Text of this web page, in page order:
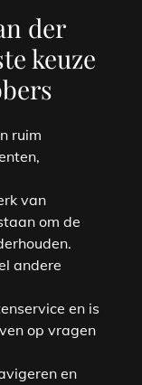
der
keuze
ruim
van
om de
andere
en is
op vragen
en